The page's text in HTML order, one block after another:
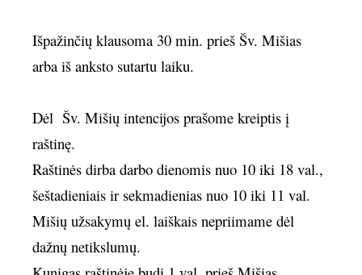
Išpažinčių klausoma 30 min. prieš Šv. Mišias
arba iš anksto sutartu laiku.
Dėl Šv. Mišių intencijos prašome kreiptis į
raštinę.
Raštinės dirba darbo dienomis nuo 10 iki 18 val.,
šeštadieniais ir sekmadienias nuo 10 iki 11 val.
Mišių užsakymų el. laiškais nepriimame dėl
dažnų netikslumų.